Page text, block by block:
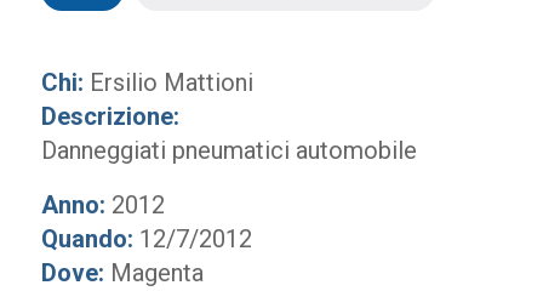
Chi: Ersilio Mattioni
Descrizione:
Danneggiati pneumatici automobile
Anno: 2012
Quando: 12/7/2012
Dove: Magenta